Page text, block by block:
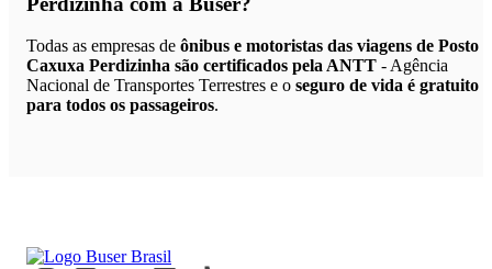
Todas as empresas de ônibus e motoristas das viagens de Posto
Caxuxa Perdizinha são certificados pela ANTT - Agência
Nacional de Transportes Terrestres e o seguro de vida é gratuito
para todos os passageiros.